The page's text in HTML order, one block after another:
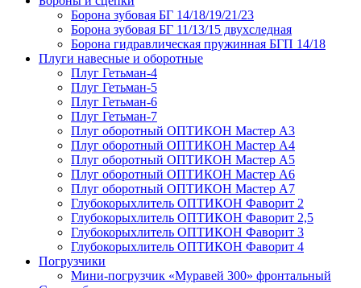
Борона зубовая БГ 14/18/19/21/23
Борона зубовая БГ 11/13/15 двухследная
Борона гидравлическая пружинная БГП 14/18
Плуги навесные и оборотные
Плуг Гетьман-4
Плуг Гетьман-5
Плуг Гетьман-6
Плуг Гетьман-7
Плуг оборотный ОПТИКОН Мастер А3
Плуг оборотный ОПТИКОН Мастер А4
Плуг оборотный ОПТИКОН Мастер А5
Плуг оборотный ОПТИКОН Мастер А6
Плуг оборотный ОПТИКОН Мастер А7
Глубокорыхлитель ОПТИКОН Фаворит 2
Глубокорыхлитель ОПТИКОН Фаворит 2,5
Глубокорыхлитель ОПТИКОН Фаворит 3
Глубокорыхлитель ОПТИКОН Фаворит 4
Погрузчики
Мини-погрузчик «Муравей 300» фронтальный